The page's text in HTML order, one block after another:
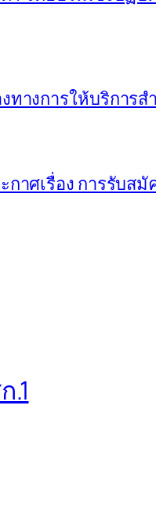
างการให้บริการส
าศเรื่อง การรับส